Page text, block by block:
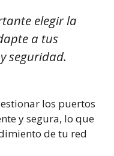
elegir la
a tus
seguridad.
los puertos
y segura, lo que
de tu red